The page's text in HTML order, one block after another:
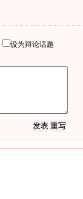
设为辩论话题